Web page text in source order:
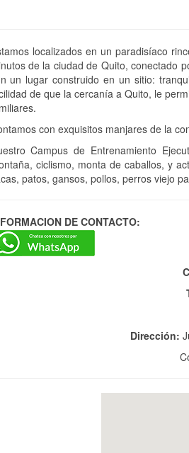
localizados en un paradisíaco
de la ciudad de Quito, conectado
un lugar construido en un sitio:
de que la cercanía a Quito, le
con exquisitos manjares de la
Campus de Entrenamiento
ciclismo, monta de caballos, y
patos, gansos, pollos, perros viejo
DE CONTACTO:
Dirección: